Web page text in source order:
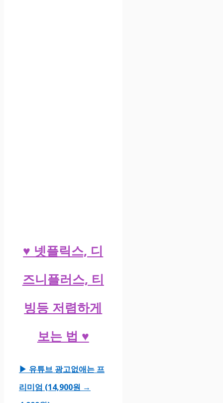
♥ 넷플릭스, 디
즈니플러스, 티
빙등 저렴하게
보는 법 ♥
▶ 유튜브 광고없애는 프
리미엄 (14,900원 →